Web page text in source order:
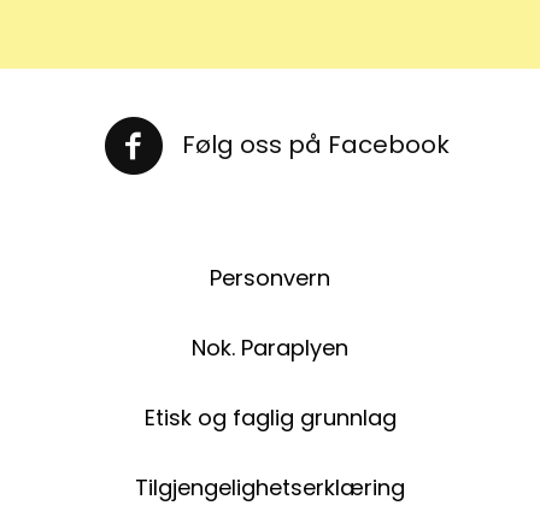
Følg oss på Facebook
Følg oss på Facebook
Personvern
Nok. Paraplyen
Etisk og faglig grunnlag
Tilgjengelighetserklæring